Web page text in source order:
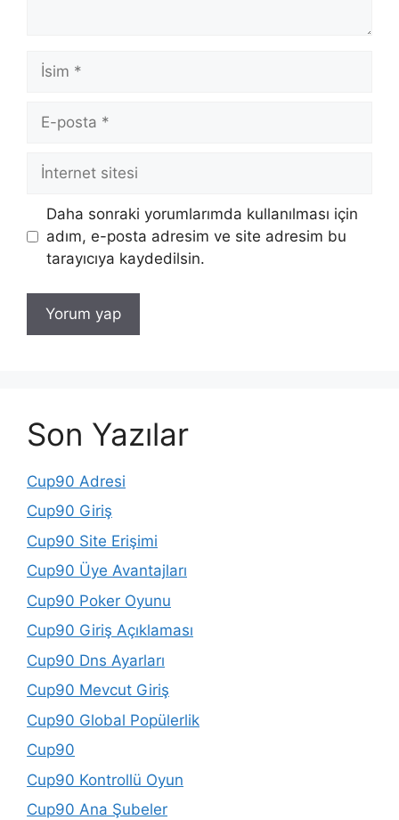
İsim
posta
İnternet
Daha sonraki yorumlarımda kullanılması için
adım, e-posta adresim ve site adresim bu
tarayıcıya kaydedilsin.
Son Yazılar
Cup90 Adresi
Cup90 Giriş
Cup90 Site Erişimi
Cup90 Üye Avantajları
Cup90 Poker Oyunu
Cup90 Giriş Açıklaması
Cup90 Dns Ayarları
Cup90 Mevcut Giriş
Cup90 Global Popülerlik
Cup90
Cup90 Kontrollü Oyun
Cup90 Ana Şubeler